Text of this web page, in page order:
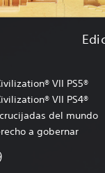
VII PS5®
VII PS4®
del mundo
a gobernar